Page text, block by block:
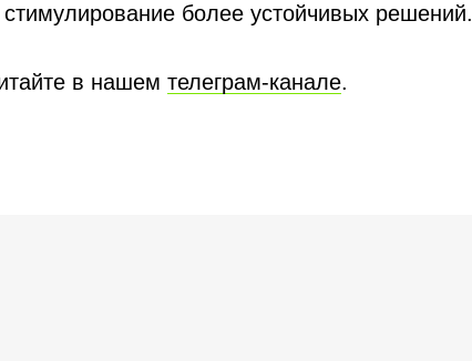
более устойчивых решений.
в нашем телеграм-канале.